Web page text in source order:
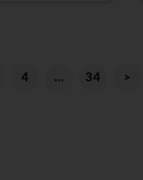
4 … 34 >